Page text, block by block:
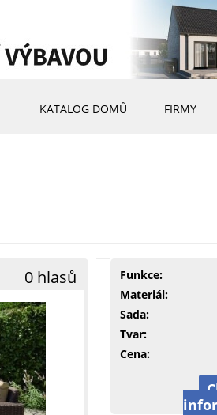
KATALOG DOMŮ FIRMY
Funkce:
Materiál:
Sada:
Tvar:
Cena:
0 hlasů